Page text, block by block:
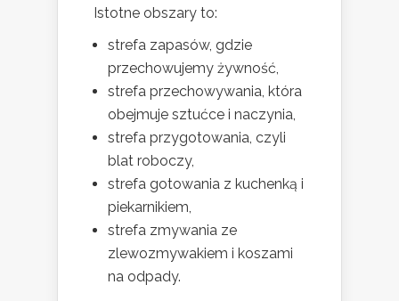
Istotne obszary to:
strefa zapasów, gdzie
przechowujemy żywność,
strefa przechowywania, która
obejmuje sztućce i naczynia,
strefa przygotowania, czyli
blat roboczy,
strefa gotowania z kuchenką i
piekarnikiem,
strefa zmywania ze
zlewozmywakiem i koszami
na odpady.